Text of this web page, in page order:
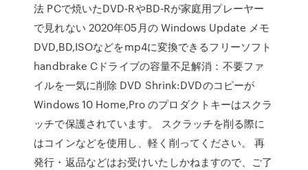
法 PCで焼いたDVD-RやBD-Rが家庭用プレーヤー
で見れない 2020年05月の Windows Update メモ
DVD,BD,ISOなどをmp4に変換できるフリーソフト
handbrake Cドライブの容量不足解消：不要ファ
イルを一気に削除 DVD Shrink:DVDのコピーが
Windows 10 Home,Pro のプロダクトキーはスクラ
ッチで保護されています。 スクラッチを削る際に
はコインなどを使用し、軽く削ってください。 再
発行・返品などはお受けいたしかねますので、ご了